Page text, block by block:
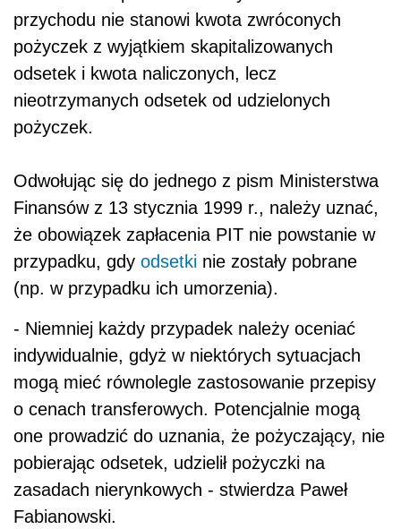
przychodu nie stanowi kwota zwróconych
pożyczek z wyjątkiem skapitalizowanych
odsetek i kwota naliczonych, lecz
nieotrzymanych odsetek od udzielonych
pożyczek.
Odwołując się do jednego z pism Ministerstwa
Finansów z 13 stycznia 1999 r., należy uznać,
że obowiązek zapłacenia PIT nie powstanie w
przypadku, gdy odsetki nie zostały pobrane
(np. w przypadku ich umorzenia).
- Niemniej każdy przypadek należy oceniać
indywidualnie, gdyż w niektórych sytuacjach
mogą mieć równolegle zastosowanie przepisy
o cenach transferowych. Potencjalnie mogą
one prowadzić do uznania, że pożyczający, nie
pobierając odsetek, udzielił pożyczki na
zasadach nierynkowych - stwierdza Paweł
Fabianowski.